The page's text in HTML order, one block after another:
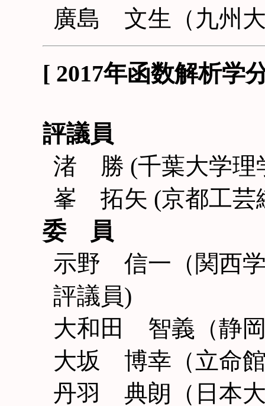
廣島 文生（九州
[ 2017年函数解析
評議員
渚 勝 (千葉大学理
峯 拓矢 (京都工芸
委 員
示野 信一（関西
評議員)
大和田 智義（静
大坂 博幸（立命
丹羽 典朗（日本